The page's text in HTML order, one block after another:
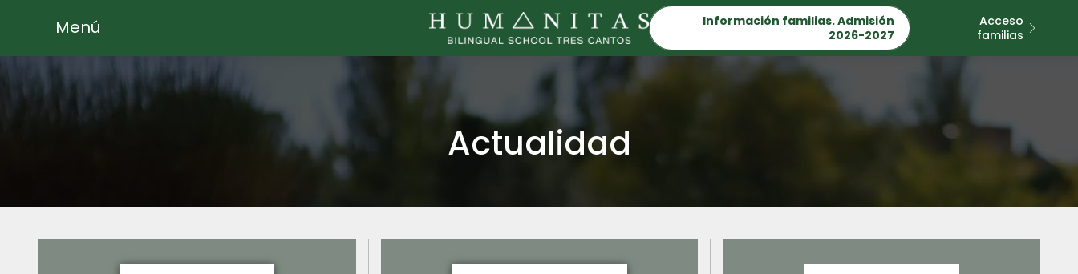
Menú
Información familias. Admisión
2026-2027
Acceso
familias
Actualidad